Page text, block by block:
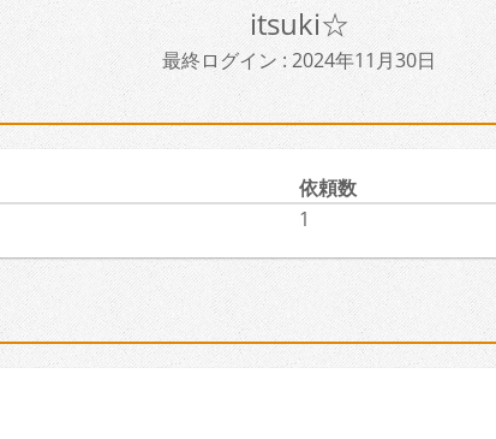
itsuki☆
最終ログイン : 2024年11月30日
依頼数
1